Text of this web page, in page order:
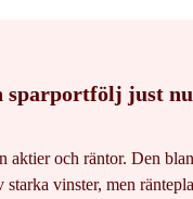
sparportfölj just nu
aktier och räntor. Den
vinster, men